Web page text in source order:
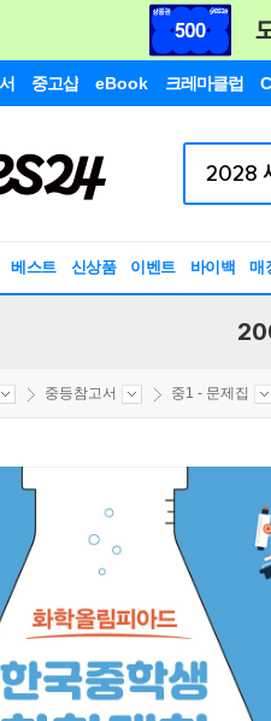
중고샵 eBook 크레마클럽
베스트 신상품 이벤트 바이백 매
중등참고서 중1 - 문제집